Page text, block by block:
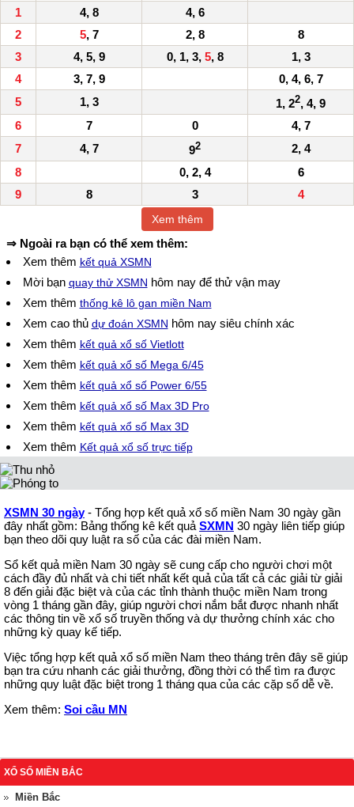
1 4, 8
4, 6
2
5, 7 2, 8
8
3
4, 5, 9 0, 1, 3, 5, 8
1, 3
4
3, 7, 9
0, 4, 6, 7
5
1, 3 1, 22, 4, 9
6
7 0
4, 7
7
4, 7 92
2, 4
8
0, 2, 4
6
9
8 3 4
Xem thêm
⇒ Ngoài ra bạn có thể xem thêm:
Xem thêm kết quả XSMN
Mời bạn quay thử XSMN hôm nay để thử vận may
Xem thêm thống kê lô gan miền Nam
Xem cao thủ dự đoán XSMN hôm nay siêu chính xác
Xem thêm kết quả xổ số Vietlott
Xem thêm kết quả xổ số Mega 6/45
Xem thêm kết quả xổ số Power 6/55
Xem thêm kết quả xổ số Max 3D Pro
Xem thêm kết quả xổ số Max 3D
Xem thêm Kết quả xổ số trực tiếp
XSMN 30 ngày- Tổng hợp kết quả xổ số miền Nam 30 ngày gần
đây nhất gồm: Bảng thống kê kết quả SXMN 30 ngày liên tiếp giúp
bạn theo dõi quy luật ra số của các đài miền Nam.
Sổ kết quả miền Nam 30 ngày sẽ cung cấp cho người chơi một
cách đầy đủ nhất và chi tiết nhất kết quả của tất cả các giải từ giải
8 đến giải đặc biệt và của các tỉnh thành thuộc miền Nam trong
vòng 1 tháng gần đây, giúp người chơi nắm bắt được nhanh nhất
các thông tin về xổ số truyền thống và dự thưởng chính xác cho
những kỳ quay kế tiếp.
Việc tổng hợp kết quả xổ số miền Nam theo tháng trên đây sẽ giúp
bạn tra cứu nhanh các giải thưởng, đồng thời có thể tìm ra được
những quy luật đặc biệt trong 1 tháng qua của các cặp số dễ về.
Xem thêm: Soi cầu MN
XỔ SỐ MIỀN BẮC
Miền Bắc